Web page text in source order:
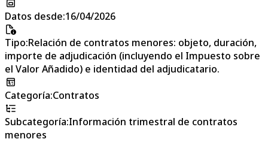
Datos desde:16/04/2026
Tipo:Relación de contratos menores: objeto, duración,
importe de adjudicación (incluyendo el Impuesto sobre
el Valor Añadido) e identidad del adjudicatario.
Categoría:Contratos
Subcategoría:Información trimestral de contratos
menores